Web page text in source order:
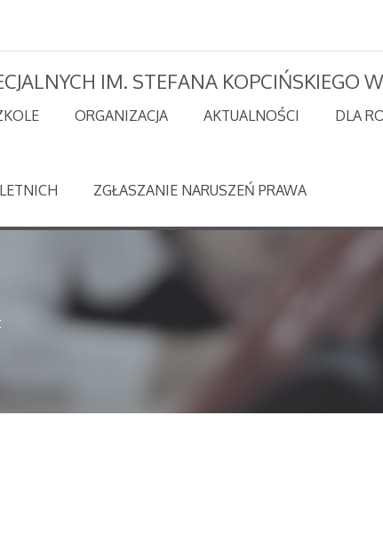
IM. STEFANA KOPCIŃSKIEGO
ORGANIZACJA AKTUALNOŚCI DLA
ZGŁASZANIE NARUSZEŃ PRAWA